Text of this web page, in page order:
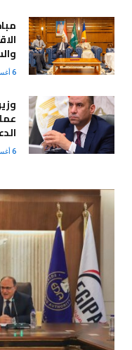
6 أغسطس، 2026
6 أغسطس، 2026